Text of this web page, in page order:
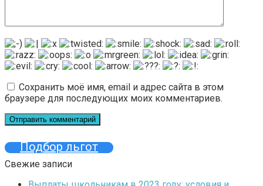
Сохранить моё имя, email и адрес сайта в этом
браузере для последующих моих комментариев.
Подбор льгот
Свежие записи